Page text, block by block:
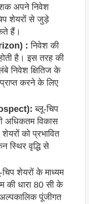
अपने निवेश
शेयरों से जुड़े
हैं।
: निवेश की
है। इस तरह की
निवेश क्षितिज के
प्राप्त करने के लिए
ब्लू-चिप
अधिकतम विकास
को प्रभावित
स्थिर वृद्धि से
शेयरों के माध्यम
की धारा 80 सी के
पूंजीगत